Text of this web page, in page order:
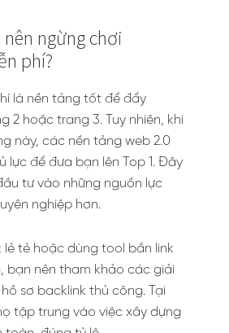
ngừng chơi
phí?
là nền tảng tốt để đẩy
2 hoặc trang 3. Tuy nhiên, khi
này, các nền tảng web 2.0
lực để đưa bạn lên Top 1. Đây
tư vào những nguồn lực
nghiệp hơn.
lẻ tẻ hoặc dùng tool bắn link
bạn nên tham khảo các giải
sơ backlink thủ công. Tại
tập trung vào việc xây dựng